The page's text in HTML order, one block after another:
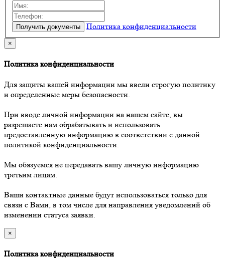
Политика конфиденциальности
×
Политика конфиденциальности
Для защиты вашей информации мы ввели строгую политику
и определенные меры безопасности.
При вводе личной информации на нашем сайте, вы
разрешаете нам обрабатывать и использовать
предоставленную информацию в соответствии с данной
политикой конфиденциальности.
Мы обязуемся не передавать вашу личную информацию
третьим лицам.
Ваши контактные данные будут использоваться только для
связи с Вами, в том числе для направления уведомлений об
изменении статуса заявки.
×
Политика конфиденциальности